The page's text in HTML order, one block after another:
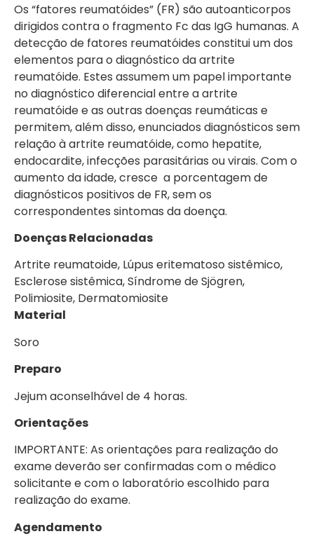
Os “fatores reumatóides” (FR) são autoanticorpos
dirigidos contra o fragmento Fc das IgG humanas. A
detecção de fatores reumatóides constitui um dos
elementos para o diagnóstico da artrite
reumatóide. Estes assumem um papel importante
no diagnóstico diferencial entre a artrite
reumatóide e as outras doenças reumáticas e
permitem, além disso, enunciados diagnósticos sem
relação à artrite reumatóide, como hepatite,
endocardite, infecções parasitárias ou virais. Com o
aumento da idade, cresce a porcentagem de
diagnósticos positivos de FR, sem os
correspondentes sintomas da doença.
Doenças Relacionadas
Artrite reumatoide, Lúpus eritematoso sistêmico,
Esclerose sistêmica, Síndrome de Sjögren,
Polimiosite, Dermatomiosite
Material
Soro
Preparo
Jejum aconselhável de 4 horas.
Orientações
IMPORTANTE: As orientações para realização do
exame deverão ser confirmadas com o médico
solicitante e com o laboratório escolhido para
realização do exame.
Agendamento